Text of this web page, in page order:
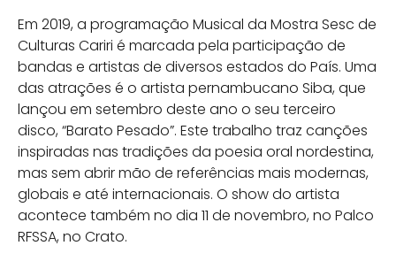
Em 2019, a programação Musical da Mostra Sesc de
Culturas Cariri é marcada pela participação de
bandas e artistas de diversos estados do País. Uma
das atrações é o artista pernambucano Siba, que
lançou em setembro deste ano o seu terceiro
disco, “Barato Pesado”. Este trabalho traz canções
inspiradas nas tradições da poesia oral nordestina,
mas sem abrir mão de referências mais modernas,
globais e até internacionais. O show do artista
acontece também no dia 11 de novembro, no Palco
RFSSA, no Crato.